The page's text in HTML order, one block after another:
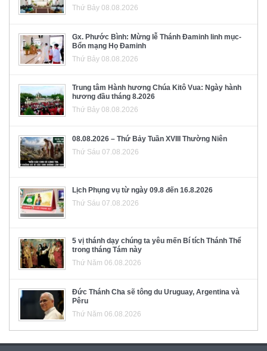
Thứ Bảy 08.08.2026
Gx. Phước Bình: Mừng lễ Thánh Đaminh linh mục-
Bổn mạng Họ Đaminh
Thứ Bảy 08.08.2026
Trung tâm Hành hương Chúa Kitô Vua: Ngày hành
hương đầu tháng 8.2026
Thứ Bảy 08.08.2026
08.08.2026 – Thứ Bảy Tuần XVIII Thường Niên
Thứ Sáu 07.08.2026
Lịch Phụng vụ từ ngày 09.8 đến 16.8.2026
Thứ Sáu 07.08.2026
5 vị thánh dạy chúng ta yêu mến Bí tích Thánh Thể
trong tháng Tám này
Thứ Năm 06.08.2026
Đức Thánh Cha sẽ tông du Uruguay, Argentina và
Pêru
Thứ Năm 06.08.2026